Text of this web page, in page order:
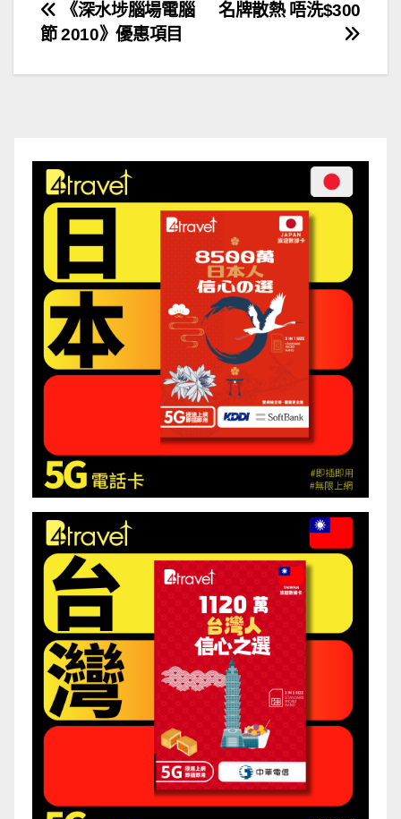
文
章
名牌散熱 唔洗$300
《深水埗腦場電腦
節 2010》優惠項目